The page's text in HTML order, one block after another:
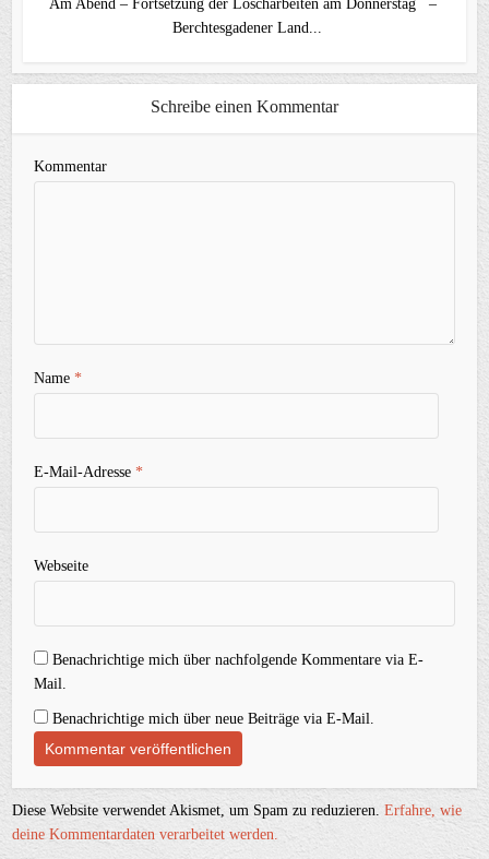
Am Abend – Fortsetzung der Löscharbeiten am Donnerstag –
Berchtesgadener Land...
Schreibe einen Kommentar
Kommentar
Name*
E-Mail-Adresse*
Webseite
Benachrichtige mich über nachfolgende Kommentare via E-
Mail.
Benachrichtige mich über neue Beiträge via E-Mail.
Diese Website verwendet Akismet, um Spam zu reduzieren.Erfahre, wie
deine Kommentardaten verarbeitet werden.